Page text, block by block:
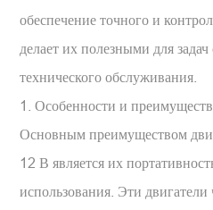
обеспечение точного и
делает их полезными для задач
технического обслуживания.
1. Особенности и
Основным преимуществом
12 В является их
использования. Эти двигатели